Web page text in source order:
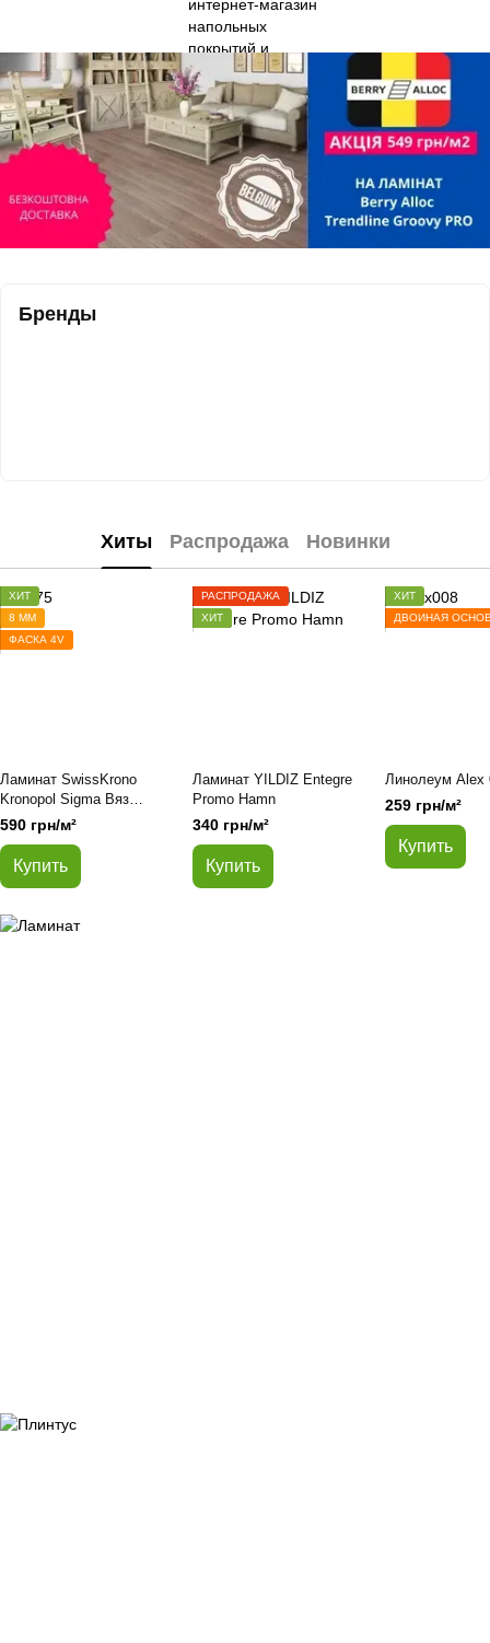
Бренды
Хиты Распродажа Новинки
ХИТ
8 ММ
ФАСКА 4V
Ламинат SwissKrono
Kronopol Sigma Вяз
Касандра 5375
590 грн/м²
Купить
РАСПРОДАЖА
ХИТ
Ламинат YILDIZ Entegre
Promo Hamn
340 грн/м²
Купить
ХИТ
ДВОЙНАЯ
Линолеум Alex
259 грн/м²
Купить